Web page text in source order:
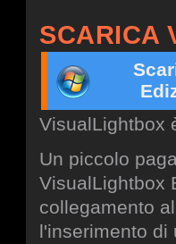
SCARICA
VisualLightbox
Un piccolo
VisualLightbox
collegamento
l'inserimento di